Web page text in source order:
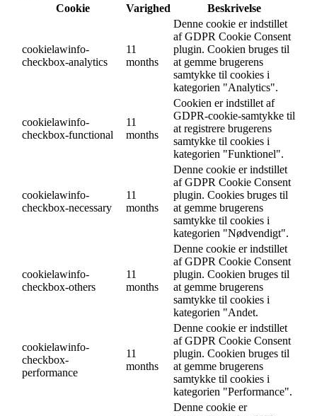
Cookie
Varighed Beskrivelse
cookielawinfo-
checkbox-analytics
11
months
Denne cookie er indstillet
af GDPR Cookie Consent
plugin. Cookien bruges til
at gemme brugerens
samtykke til cookies i
kategorien "Analytics".
cookielawinfo-
checkbox-functional
11
months
Cookien er indstillet af
GDPR-cookie-samtykke til
at registrere brugerens
samtykke til cookies i
kategorien "Funktionel".
cookielawinfo-
checkbox-necessary
11
months
Denne cookie er indstillet
af GDPR Cookie Consent
plugin. Cookies bruges til
at gemme brugerens
samtykke til cookies i
kategorien "Nødvendigt".
cookielawinfo-
checkbox-others
11
months
Denne cookie er indstillet
af GDPR Cookie Consent
plugin. Cookien bruges til
at gemme brugerens
samtykke til cookies i
kategorien "Andet.
cookielawinfo-
checkbox-
performance
11
months
Denne cookie er indstillet
af GDPR Cookie Consent
plugin. Cookien bruges til
at gemme brugerens
samtykke til cookies i
kategorien "Performance".
Denne cookie er